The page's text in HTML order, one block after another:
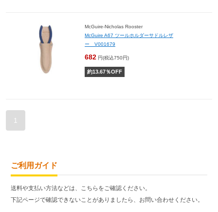
McGuire-Nicholas Rooster
McGuire A67 ツールホルダーサドルレザ
ー V001679
682 円(税込750円)
約13.67％OFF
1
ご利用ガイド
送料や支払い方法などは、こちらをご確認ください。
下記ページで確認できないことがありましたら、お問い合わせください。